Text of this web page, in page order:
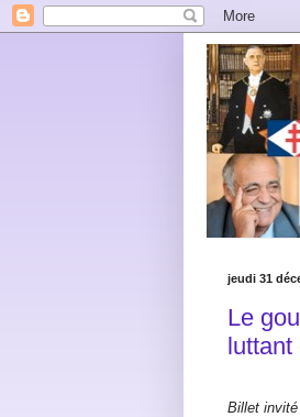
jeudi 31
Le
luttant
Billet invité